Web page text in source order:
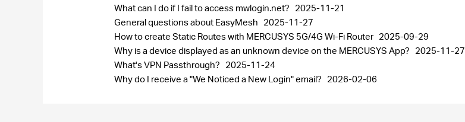
What can I do if I fail to access mwlogin.net? 2025-11-21
General questions about EasyMesh 2025-11-27
How to create Static Routes with MERCUSYS 5G/4G Wi-Fi Router 2025-09-29
Why is a device displayed as an unknown device on the MERCUSYS App? 2025-11-27
What's VPN Passthrough? 2025-11-24
Why do I receive a "We Noticed a New Login" email? 2026-02-06